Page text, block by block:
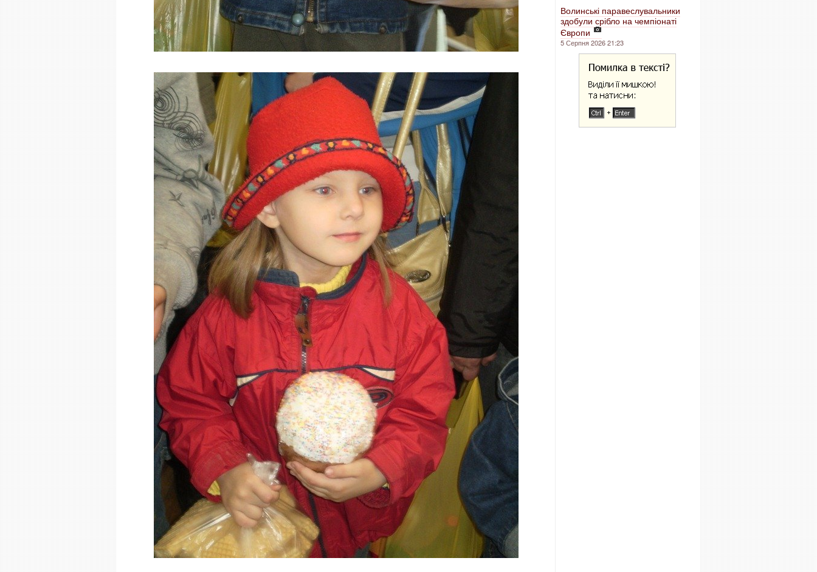
Волинські паравеслувальники
здобули срібло на чемпіонаті
Європи
5 Серпня 2026 21:23